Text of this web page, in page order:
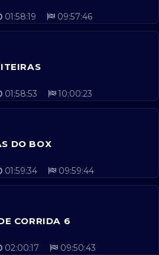
01:58:19 09:57:46
01:58:53 10:00:23
DO BOX
01:59:34 09:59:44
CORRIDA 6
02:00:17 09:50:43